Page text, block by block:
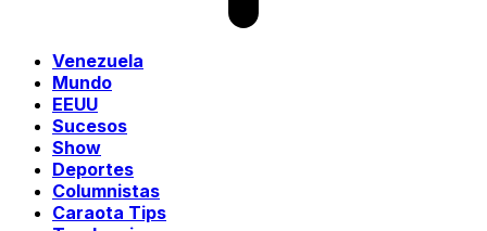
Venezuela
Mundo
EEUU
Sucesos
Show
Deportes
Columnistas
Caraota Tips